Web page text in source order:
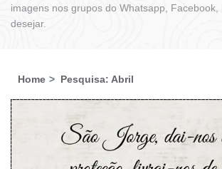
imagens nos grupos do Whatsapp, Facebook,
desejar.
Home Pesquisa: Abril